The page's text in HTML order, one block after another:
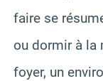
faire se
ou dormir à la
foyer, un